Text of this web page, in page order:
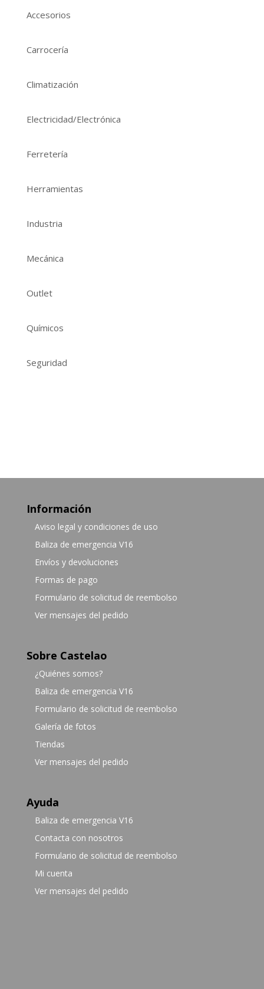
Accesorios
Carrocería
Climatización
Electricidad/Electrónica
Ferretería
Herramientas
Industria
Mecánica
Outlet
Químicos
Seguridad
Información
Aviso legal y condiciones de uso
Baliza de emergencia V16
Envíos y devoluciones
Formas de pago
Formulario de solicitud de reembolso
Ver mensajes del pedido
Sobre Castelao
¿Quiénes somos?
Baliza de emergencia V16
Formulario de solicitud de reembolso
Galería de fotos
Tiendas
Ver mensajes del pedido
Ayuda
Baliza de emergencia V16
Contacta con nosotros
Formulario de solicitud de reembolso
Mi cuenta
Ver mensajes del pedido